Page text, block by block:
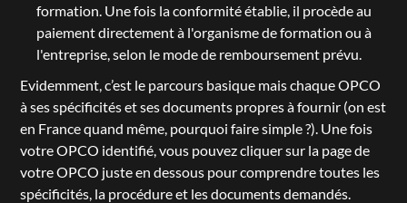
formation. Une fois la conformité établie, il procède au
paiement directement à l'organisme de formation ou à
l'entreprise, selon le mode de remboursement prévu.
Evidemment, c’est le parcours basique mais chaque OPCO
à ses spécificités et ses documents propres à fournir (on est
en France quand même, pourquoi faire simple ?). Une fois
votre OPCO identifié, vous pouvez cliquer sur la page de
votre OPCO juste en dessous pour comprendre toutes les
spécificités, la procédure et les documents demandés.